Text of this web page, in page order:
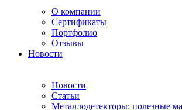
О компании
Сертификаты
Портфолио
Отзывы
Новости
Новости
Статьи
Металлодетекторы: полезные